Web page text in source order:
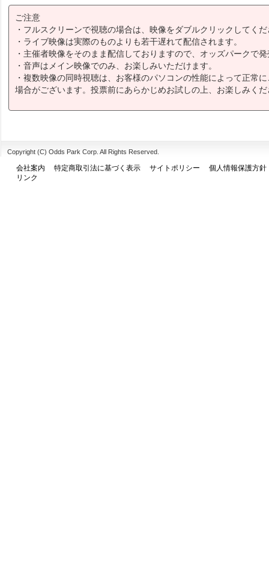
ご注意
・フルスクリーンで視聴の場合は、映像をダブルクリックしてく
・ライブ映像は実際のものよりも若干遅れて配信されます。
・主催者映像をそのまま配信しておりますので、オッズパークで
・音声はメイン映像でのみ、お楽しみいただけます。
・複数映像の同時視聴は、お客様のパソコンの性能によって正常
場合がございます。投票前にあらかじめお試しの上、お楽しみく
Copyright (C) Odds Park Corp. All Rights Reserved.
会社案内 特定商取引法に基づく表示 サイトポリシー
個人情報保護方針
リンク